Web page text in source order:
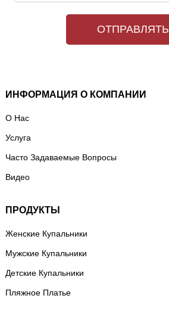
ОТПРАВЛЯТЬ
ИНФОРМАЦИЯ О КОМПАНИИ
О Нас
Услуга
Часто Задаваемые Вопросы
Видео
ПРОДУКТЫ
Женские Купальники
Мужские Купальники
Детские Купальники
Пляжное Платье